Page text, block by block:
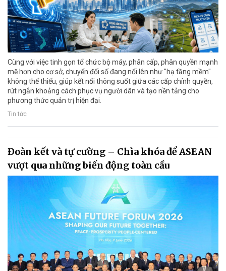
Cùng với việc tinh gọn tổ chức bộ máy, phân cấp, phân quyền mạnh
mẽ hơn cho cơ sở, chuyển đổi số đang nổi lên như "hạ tầng mềm"
không thể thiếu, giúp kết nối thông suốt giữa các cấp chính quyền,
rút ngắn khoảng cách phục vụ người dân và tạo nền tảng cho
phương thức quản trị hiện đại.
Tin tức
Đoàn kết và tự cường – Chìa khóa để ASEAN
vượt qua những biến động toàn cầu